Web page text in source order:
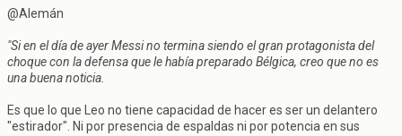
@Alemán
"Si en el día de ayer Messi no termina siendo el gran protagonista del
choque con la defensa que le había preparado Bélgica, creo que no es
una buena noticia.
Es que lo que Leo no tiene capacidad de hacer es ser un delantero
"estirador". Ni por presencia de espaldas ni por potencia en sus